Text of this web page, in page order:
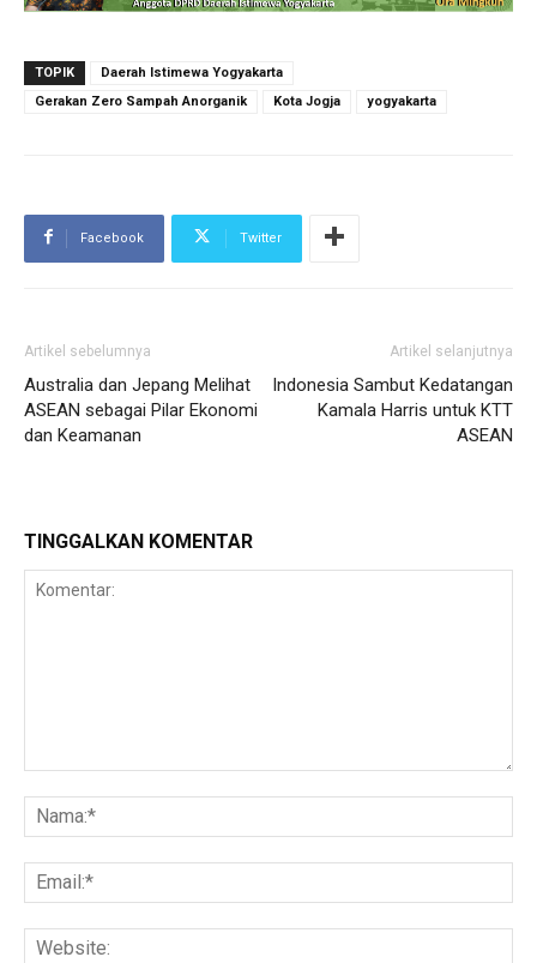
TOPIK
Daerah Istimewa Yogyakarta
Gerakan Zero Sampah Anorganik
Kota Jogja yogyakarta
Facebook Twitter
Artikel sebelumnya
Australia dan Jepang Melihat
ASEAN sebagai Pilar Ekonomi
dan Keamanan
Artikel selanjutnya
Indonesia Sambut Kedatangan
Kamala Harris untuk KTT
ASEAN
TINGGALKAN KOMENTAR